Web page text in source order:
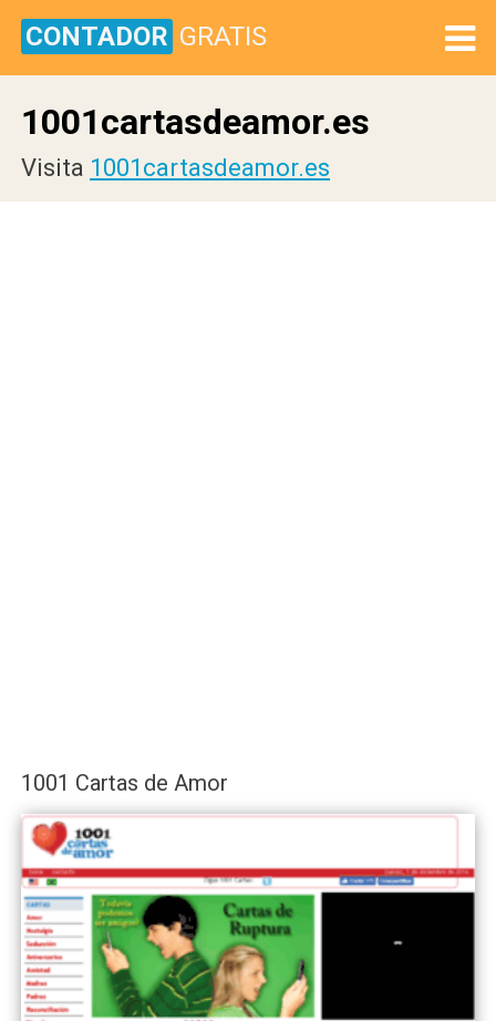
CONTADOR GRATIS
1001cartasdeamor.es
Visita 1001cartasdeamor.es
1001 Cartas de Amor